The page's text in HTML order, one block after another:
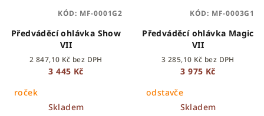
Předváděcí ohlávka Show
VII
2 847,10 Kč bez DPH
3 445 Kč
roček
Skladem
KÓD: MF-0001G2
Předváděcí ohlávka Magic
VII
3 285,10 Kč bez DPH
3 975 Kč
odstavče
Skladem
KÓD: MF-0003G1